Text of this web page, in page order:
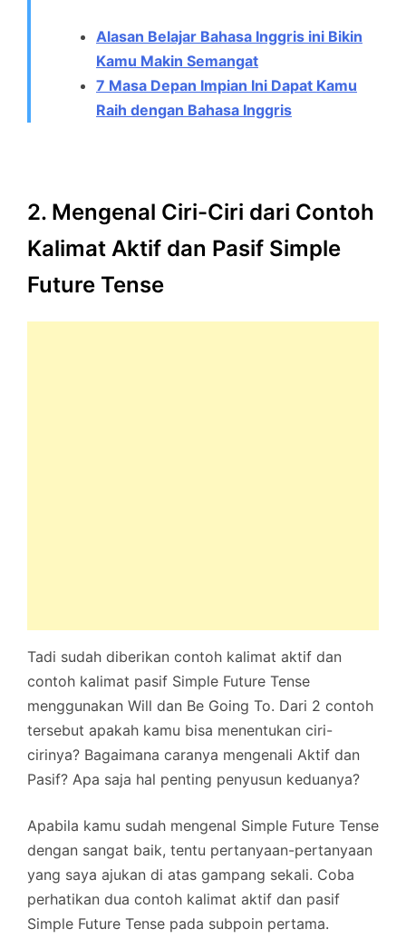
Alasan Belajar Bahasa Inggris ini Bikin
Kamu Makin Semangat
7 Masa Depan Impian Ini Dapat Kamu
Raih dengan Bahasa Inggris
2. Mengenal Ciri-Ciri dari Contoh
Kalimat Aktif dan Pasif Simple
Future Tense
Tadi sudah diberikan contoh kalimat aktif dan
contoh kalimat pasif Simple Future Tense
menggunakan Will dan Be Going To. Dari 2 contoh
tersebut apakah kamu bisa menentukan ciri-
cirinya? Bagaimana caranya mengenali Aktif dan
Pasif? Apa saja hal penting penyusun keduanya?
Apabila kamu sudah mengenal Simple Future Tense
dengan sangat baik, tentu pertanyaan-pertanyaan
yang saya ajukan di atas gampang sekali. Coba
perhatikan dua contoh kalimat aktif dan pasif
Simple Future Tense pada subpoin pertama.